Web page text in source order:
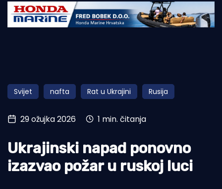
Početna
Obala
Otoci
Turizam i nautika
Pomorstvo
Ribolov
Svijet nafta Rat u Ukrajini Rusija
29 ožujka 2026 1 min. čitanja
Ukrajinski napad ponovno
izazvao požar u ruskoj luci